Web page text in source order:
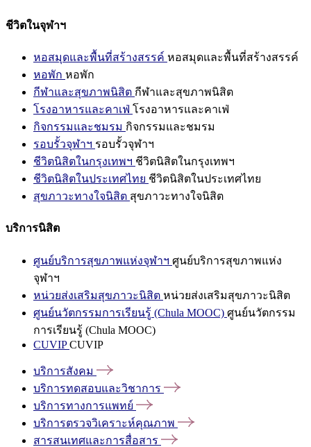
ชีวิตในจุฬาฯ
หอสมุดและพื้นที่สร้างสรรค์ หอสมุดและพื้นที่สร้างสรรค์
หอพัก หอพัก
กีฬาและสุขภาพนิสิต กีฬาและสุขภาพนิสิต
โรงอาหารและคาเฟ่ โรงอาหารและคาเฟ่
กิจกรรมและชมรม กิจกรรมและชมรม
รอบรั้วจุฬาฯ รอบรั้วจุฬาฯ
ชีวิตนิสิตในกรุงเทพฯ ชีวิตนิสิตในกรุงเทพฯ
ชีวิตนิสิตในประเทศไทย ชีวิตนิสิตในประเทศไทย
สุขภาวะทางใจนิสิต สุขภาวะทางใจนิสิต
บริการนิสิต
ศูนย์บริการสุขภาพแห่งจุฬาฯ ศูนย์บริการสุขภาพแห่ง
จุฬาฯ
หน่วยส่งเสริมสุขภาวะนิสิต หน่วยส่งเสริมสุขภาวะนิสิต
ศูนย์นวัตกรรมการเรียนรู้ (Chula MOOC) ศูนย์นวัตกรรม
การเรียนรู้ (Chula MOOC)
CUVIPCUVIP
บริการสังคม
บริการทดสอบและวิชาการ
บริการทางการแพทย์
บริการตรวจวิเคราะห์คุณภาพ
สารสนเทศและการสื่อสาร